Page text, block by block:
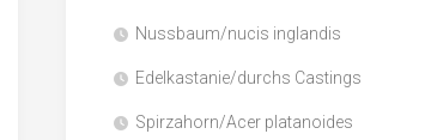
Sägenebenprodukte
Nussbaum/nucis inglandis
Edelkastanie/durchs Castings
Spirzahorn/Acer platanoides